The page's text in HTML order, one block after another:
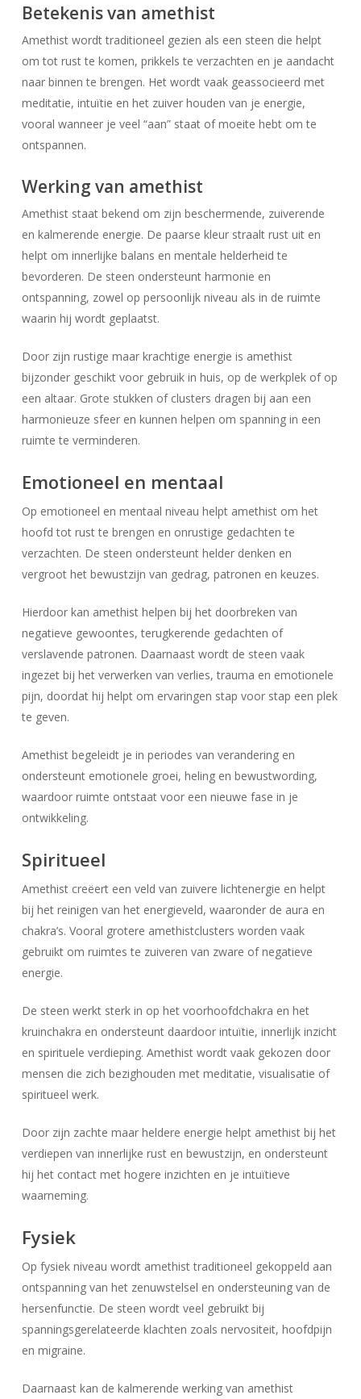
Geen producten in uw winkelwagen.
Betekenis van amethist
Amethist wordt traditioneel gezien als een steen die helpt
om tot rust te komen, prikkels te verzachten en je aandacht
naar binnen te brengen. Het wordt vaak geassocieerd met
meditatie, intuïtie en het zuiver houden van je energie,
vooral wanneer je veel “aan” staat of moeite hebt om te
ontspannen.
Werking van amethist
Amethist staat bekend om zijn beschermende, zuiverende
en kalmerende energie. De paarse kleur straalt rust uit en
helpt om innerlijke balans en mentale helderheid te
bevorderen. De steen ondersteunt harmonie en
ontspanning, zowel op persoonlijk niveau als in de ruimte
waarin hij wordt geplaatst.
Door zijn rustige maar krachtige energie is amethist
bijzonder geschikt voor gebruik in huis, op de werkplek of op
een altaar. Grote stukken of clusters dragen bij aan een
harmonieuze sfeer en kunnen helpen om spanning in een
ruimte te verminderen.
Emotioneel en mentaal
Op emotioneel en mentaal niveau helpt amethist om het
hoofd tot rust te brengen en onrustige gedachten te
verzachten. De steen ondersteunt helder denken en
vergroot het bewustzijn van gedrag, patronen en keuzes.
Hierdoor kan amethist helpen bij het doorbreken van
negatieve gewoontes, terugkerende gedachten of
verslavende patronen. Daarnaast wordt de steen vaak
ingezet bij het verwerken van verlies, trauma en emotionele
pijn, doordat hij helpt om ervaringen stap voor stap een plek
te geven.
Amethist begeleidt je in periodes van verandering en
ondersteunt emotionele groei, heling en bewustwording,
waardoor ruimte ontstaat voor een nieuwe fase in je
ontwikkeling.
Spiritueel
Amethist creëert een veld van zuivere lichtenergie en helpt
bij het reinigen van het energieveld, waaronder de aura en
chakra’s. Vooral grotere amethistclusters worden vaak
gebruikt om ruimtes te zuiveren van zware of negatieve
energie.
De steen werkt sterk in op het voorhoofdchakra en het
kruinchakra en ondersteunt daardoor intuïtie, innerlijk inzicht
en spirituele verdieping. Amethist wordt vaak gekozen door
mensen die zich bezighouden met meditatie, visualisatie of
spiritueel werk.
Door zijn zachte maar heldere energie helpt amethist bij het
verdiepen van innerlijke rust en bewustzijn, en ondersteunt
hij het contact met hogere inzichten en je intuïtieve
waarneming.
Fysiek
Op fysiek niveau wordt amethist traditioneel gekoppeld aan
ontspanning van het zenuwstelsel en ondersteuning van de
hersenfunctie. De steen wordt veel gebruikt bij
spanningsgerelateerde klachten zoals nervositeit, hoofdpijn
en migraine.
Daarnaast kan de kalmerende werking van amethist